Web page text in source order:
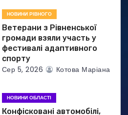
НОВИНИ РІВНОГО
Ветерани з Рівненської
громади взяли участь у
фестивалі адаптивного
спорту
Сер 5, 2026 Котова Маріана
НОВИНИ ОБЛАСТІ
Конфісковані автомобілі,